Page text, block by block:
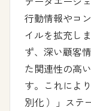
行動情報やコ
イルを拡充し
ず、深い顧客
た関連性の高
す。これによ
別化 ）」ステ